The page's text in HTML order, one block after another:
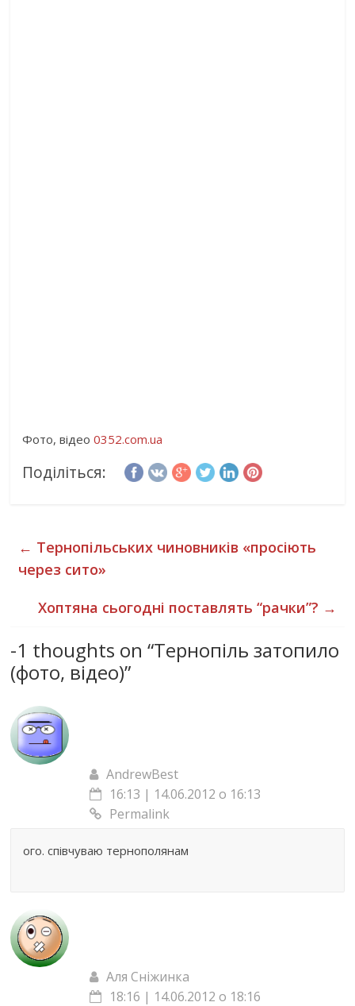
Фото, відео0352.com.ua
Поділіться:
← Тернопільських чиновників «просіють
через сито»
Хоптяна сьогодні поставлять “рачки”? →
-1 thoughts on “Тернопіль затопило
(фото, відео)”
AndrewBest
16:13 | 14.06.2012 о 16:13
Permalink
ого. співчуваю тернополянам
Аля Сніжинка
18:16 | 14.06.2012 о 18:16